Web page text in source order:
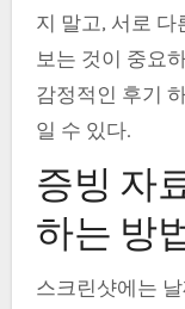
지 말고, 서로 다
보는 것이 중요
감정적인 후기
일 수 있다.
증빙 자
하는 방
스크린샷에는